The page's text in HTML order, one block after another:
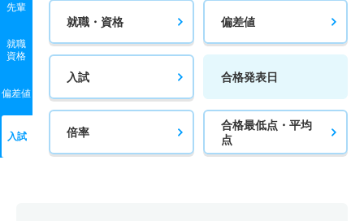
先輩
就職
資格
偏差値
入試
就職・資格 偏差値
入試 合格発表日
倍率
合格最低点・平均
点